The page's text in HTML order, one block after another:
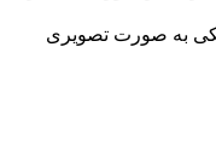
به صورت تصویری